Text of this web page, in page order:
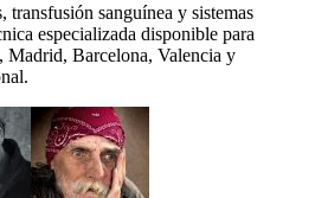
transfusión sanguínea y sistemas
especializada disponible para
Madrid, Barcelona, Valencia y